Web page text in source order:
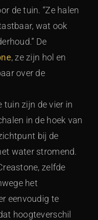
de tuin. “Ze halen
wat ook
De
, ze zijn hol en
over de
tuin zijn de vier in
in de hoek van
bij de
water stromend.
zelfde
het
eenvoudig te
hoogteverschil